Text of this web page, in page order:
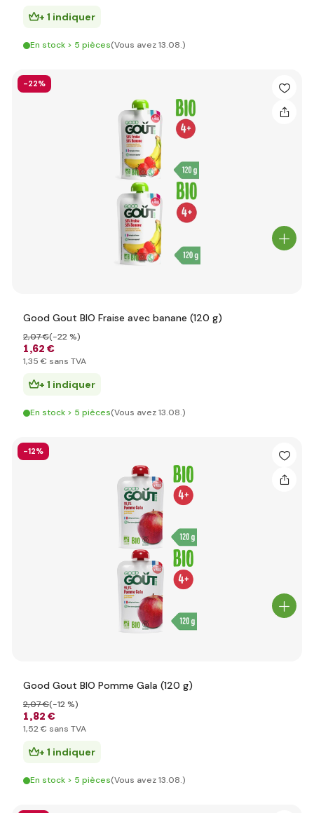
+ 1 indiquer
En stock > 5 pièces(Vous avez 13.08.)
-22%
Good Gout BIO Fraise avec banane (120 g)
1,62 €
2,07 €(-22 %)
1,35 € sans TVA
+ 1 indiquer
En stock > 5 pièces(Vous avez 13.08.)
-12%
Good Gout BIO Pomme Gala (120 g)
1,82 €
2,07 €(-12 %)
1,52 € sans TVA
+ 1 indiquer
En stock > 5 pièces(Vous avez 13.08.)